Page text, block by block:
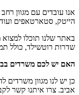
אנו עובדים עם מגוון
הייטק, סטארטאפים
באתר שלנו תוכלו
שדרות רוטשילד, כולל
האם יש לכם משרדים
כן יש לנו מגוון
אביב. צרו איתנו קשר